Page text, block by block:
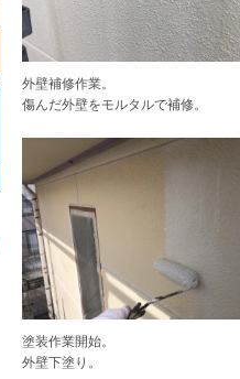
外壁補修作業。
傷んだ外壁をモルタルで補修。
塗装作業開始。
外壁下塗り。